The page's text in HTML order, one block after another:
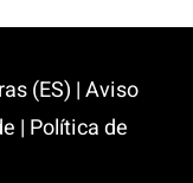
(ES) |Aviso
| Política de